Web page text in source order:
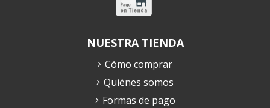
NUESTRA TIENDA
Cómo comprar
Quiénes somos
Formas de pago